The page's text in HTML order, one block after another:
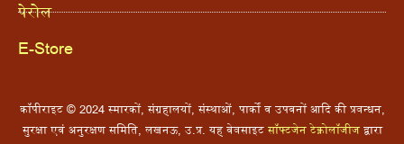
पेरोल
E-Store
कॉपीराइट © 2024 स्मारकों, संग्रहालयों, संस्थाओं, पार्कों व उपवनों आदि की प्रबन्धन,
सुरक्षा एवं अनुरक्षण समिति, लखनऊ, उ.प्र. यह वेबसाइट सॉफ्टजेन टेक्नोलॉजीजद्वारा